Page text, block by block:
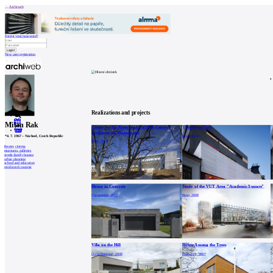
Archiweb
Forgot your password?
New user registration
News
Architects
Buildings
Catalogue
E-shop
Job find146
cz
0
Milan Rak
*4. 7. 1967– Náchod, Czech Republic
theater, cinema
museums, galleries
single-family houses
urban planning
school and education
reinforced concrete
Realizations and projects
Center for the Restoration of 20th Century
Architectural Monuments
Brno, 2014
Theater on Orlí
Brno, 2012
House in Concrete
Chrustenice, 2012
Study of the VUT Area "Academic Square"
Brno, 2008
Villa on the Hill
Dolní Dobrouč, 2008
House Among the Trees
Černožice, 2007